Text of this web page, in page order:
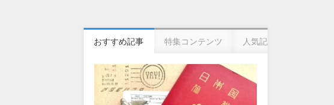
おすすめ記事 特集コンテンツ 人気記事